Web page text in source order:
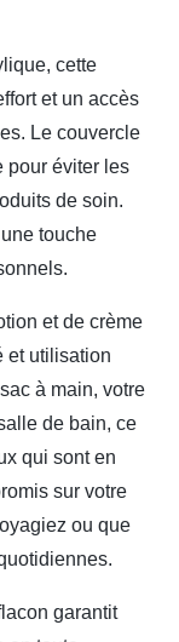
cette
et un accès
Le couvercle
pour éviter les
de soin.
touche
et de crème
et utilisation
à main, votre
de bain, ce
qui sont en
sur votre
ou que
garantit